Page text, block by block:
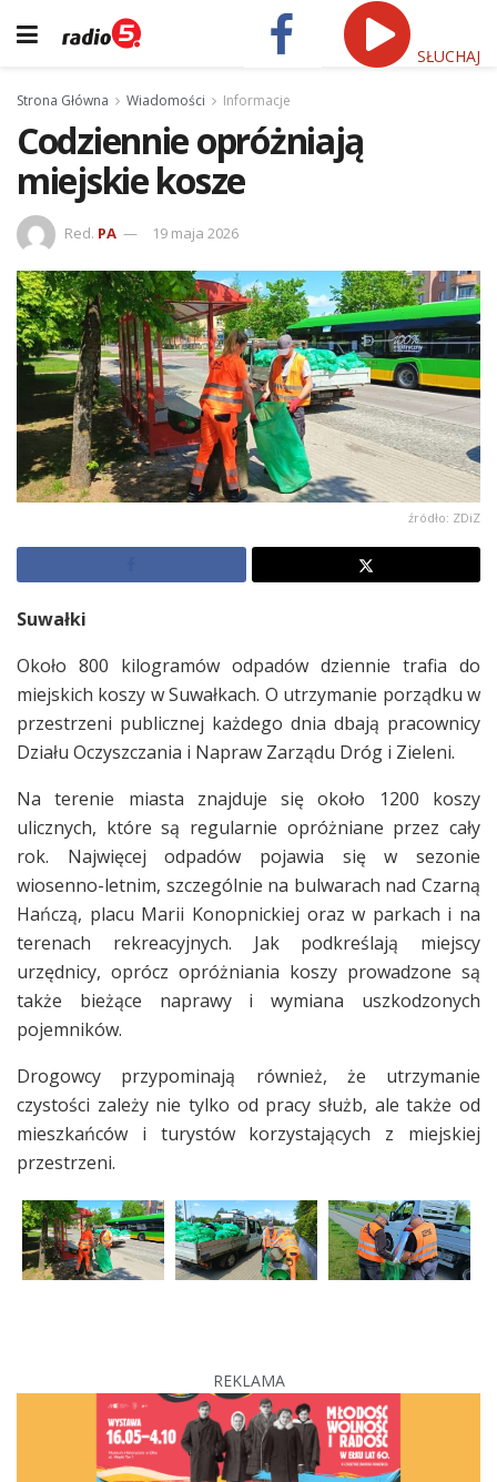
SŁUCHAJ
Strona Główna Wiadomości Informacje
Codziennie opróżniają
miejskie kosze
Red. PA 19 maja 2026
źródło: ZDiZ
Suwałki
Około 800 kilogramów odpadów dziennie trafia do
miejskich koszy w Suwałkach. O utrzymanie porządku w
przestrzeni publicznej każdego dnia dbają pracownicy
Działu Oczyszczania i Napraw Zarządu Dróg i Zieleni.
Na terenie miasta znajduje się około 1200 koszy
ulicznych, które są regularnie opróżniane przez cały
rok. Najwięcej odpadów pojawia się w sezonie
wiosenno-letnim, szczególnie na bulwarach nad Czarną
Hańczą, placu Marii Konopnickiej oraz w parkach i na
terenach rekreacyjnych. Jak podkreślają miejscy
urzędnicy, oprócz opróżniania koszy prowadzone są
także bieżące naprawy i wymiana uszkodzonych
pojemników.
Drogowcy przypominają również, że utrzymanie
czystości zależy nie tylko od pracy służb, ale także od
mieszkańców i turystów korzystających z miejskiej
przestrzeni.
REKLAMA